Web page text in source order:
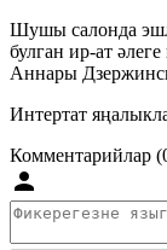
Шушы салонда
булган ир-ат
Аннары
Интертат
Комментарийлар